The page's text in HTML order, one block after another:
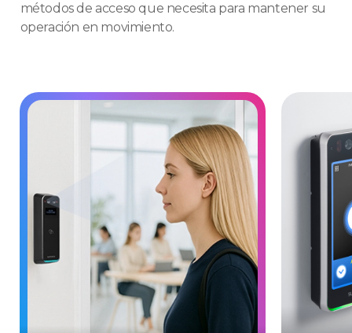
métodos de acceso que necesita para mantener su
operación en movimiento.